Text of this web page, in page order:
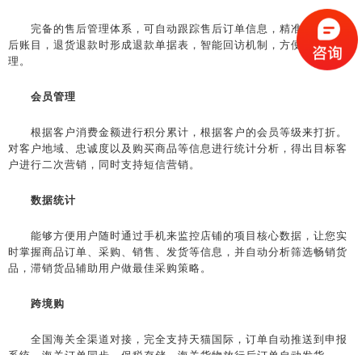
完备的售后管理体系，可自动跟踪售后订单信息，精准清晰的售
后账目，退货退款时形成退款单据表，智能回访机制，方便售后处
理。
会员管理
根据客户消费金额进行积分累计，根据客户的会员等级来打折。
对客户地域、忠诚度以及购买商品等信息进行统计分析，得出目标客
户进行二次营销，同时支持短信营销。
数据统计
能够方便用户随时通过手机来监控店铺的项目核心数据，让您实
时掌握商品订单、采购、销售、发货等信息，并自动分析筛选畅销货
品，滞销货品辅助用户做最佳采购策略。
跨境购
全国海关全渠道对接，完全支持天猫国际，订单自动推送到申报